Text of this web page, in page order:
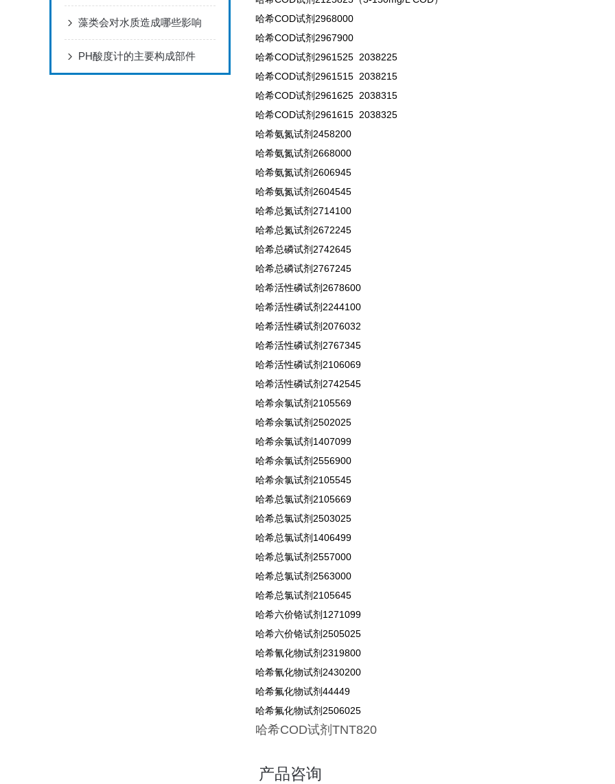
藻类会对水质造成哪些影响
PH酸度计的主要构成部件
哈希COD试剂2968000
哈希COD试剂2967900
哈希COD试剂2961525 2038225
哈希COD试剂2961515 2038215
哈希COD试剂2961625 2038315
哈希COD试剂2961615 2038325
哈希氨氮试剂2458200
哈希氨氮试剂2668000
哈希氨氮试剂2606945
哈希氨氮试剂2604545
哈希总氮试剂2714100
哈希总氮试剂2672245
哈希总磷试剂2742645
哈希总磷试剂2767245
哈希活性磷试剂2678600
哈希活性磷试剂2244100
哈希活性磷试剂2076032
哈希活性磷试剂2767345
哈希活性磷试剂2106069
哈希活性磷试剂2742545
哈希余氯试剂2105569
哈希余氯试剂2502025
哈希余氯试剂1407099
哈希余氯试剂2556900
哈希余氯试剂2105545
哈希总氯试剂2105669
哈希总氯试剂2503025
哈希总氯试剂1406499
哈希总氯试剂2557000
哈希总氯试剂2563000
哈希总氯试剂2105645
哈希六价铬试剂1271099
哈希六价铬试剂2505025
哈希氰化物试剂2319800
哈希氰化物试剂2430200
哈希氟化物试剂44449
哈希氟化物试剂2506025
哈希COD试剂 TNT820
产品咨询